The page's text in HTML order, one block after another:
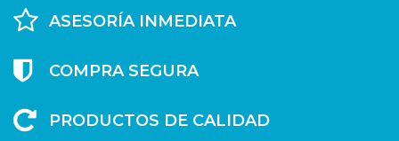
ASESORÍA INMEDIATA
COMPRA SEGURA
PRODUCTOS DE CALIDAD